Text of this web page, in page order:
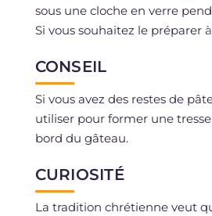
sous une cloche en verre
Si vous souhaitez le préparer
4 jours, couverte de film
réfrigérateur, ou la congeler et
CONSEIL
Si vous avez des restes de
utiliser pour former une
bord du gâteau.
aromatiser la garniture avec
d'anis ou de rhum.
CURIOSITÉ
La tradition chrétienne veut